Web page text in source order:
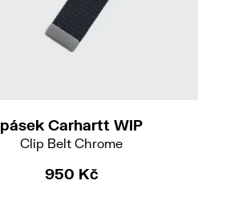
pásek Carhartt WIP
Clip Belt Chrome
950 Kč